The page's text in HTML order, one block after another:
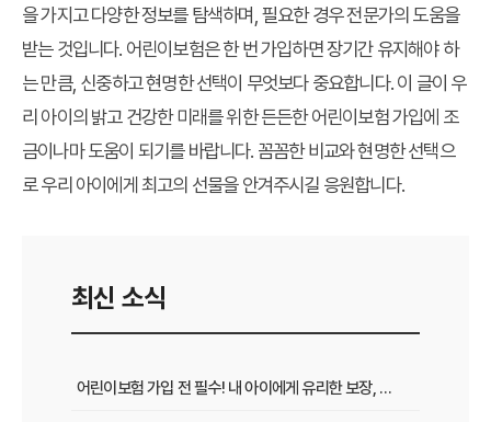
을 가지고 다양한 정보를 탐색하며, 필요한 경우 전문가의 도움을
받는 것입니다. 어린이보험은 한 번 가입하면 장기간 유지해야 하
는 만큼, 신중하고 현명한 선택이 무엇보다 중요합니다. 이 글이 우
리 아이의 밝고 건강한 미래를 위한 든든한 어린이보험 가입에 조
금이나마 도움이 되기를 바랍니다. 꼼꼼한 비교와 현명한 선택으
로 우리 아이에게 최고의 선물을 안겨주시길 응원합니다.
최신 소식
어린이보험 가입 전 필수! 내 아이에게 유리한 보장, 비교로 찾아내는 법